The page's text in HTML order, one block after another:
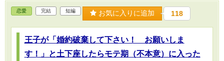
恋愛 完結 短編 お気に入りに追加 118
王子が「婚約破棄して下さい！ お願いしま
す！」と土下座したらモテ期（不本意）に入った